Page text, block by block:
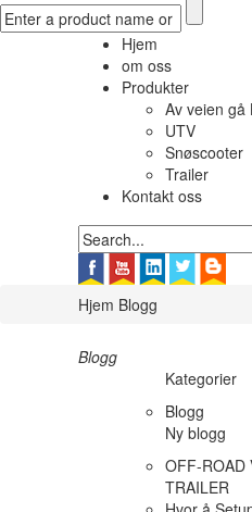
Hjem
om oss
Produkter
Av veien gå
UTV
Snøscooter
Trailer
Kontakt oss
Hjem Blogg
Blogg
Kategorier
Blogg
Ny blogg
OFF-ROAD
TRAILER